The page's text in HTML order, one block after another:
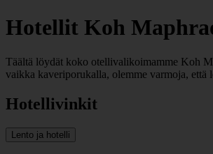
Hotellit Koh
Täältä löydät koko otellivalikoimamme Koh
vaikka kaveriporukalla, olemme varmoja,
Hotellivinkit
Lento ja hotelli